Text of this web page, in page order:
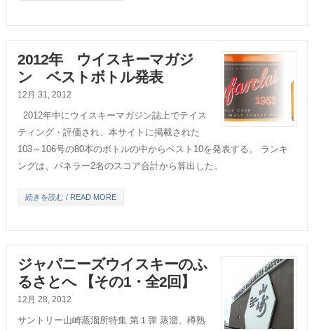
2012年 ウイスキーマガジ
ン ベストボトル発表
12月 31, 2012
2012年中にウイスキーマガジン誌上でテイス
ティング・評価され、本サイトに掲載された
103～106号の80本のボトルの中からベスト10を発表する。 ランキ
ングは、パネラー2名のスコア合計から算出した。
続きを読む / READ MORE
ジャパニーズウイスキーのふ
るさとへ 【その1・全2回】
12月 28, 2012
サントリー山崎蒸溜所特集 第１弾 蒸溜、樽熟